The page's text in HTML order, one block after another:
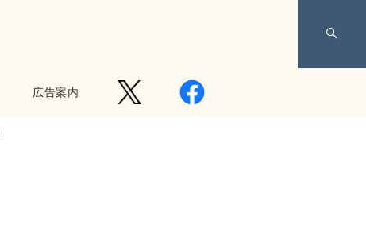
広告案内